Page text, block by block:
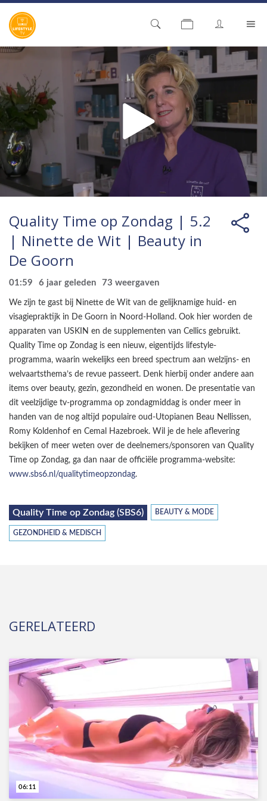
Quality Time op Zondag | 5.2
| Ninette de Wit | Beauty in
De Goorn
01:59 6 jaar geleden 73 weergaven
We zijn te gast bij Ninette de Wit van de gelijknamige huid- en
visagiepraktijk in De Goorn in Noord-Holland. Ook hier worden de
apparaten van USKIN en de supplementen van Cellics gebruikt.
Quality Time op Zondag is een nieuw, eigentijds lifestyle-
programma, waarin wekelijks een breed spectrum aan welzijns- en
welvaartsthema’s de revue passeert. Denk hierbij onder andere aan
items over beauty, gezin, gezondheid en wonen. De presentatie van
dit veelzijdige tv-programma op zondagmiddag is onder meer in
handen van de nog altijd populaire oud-Utopianen Beau Nellissen,
Romy Koldenhof en Cemal Hazebroek. Wil je de hele aflevering
bekijken of meer weten over de deelnemers/sponsoren van Quality
Time op Zondag, ga dan naar de officiële programma-website:
www.sbs6.nl/qualitytimeopzondag.
Quality Time op Zondag (SBS6) BEAUTY & MODE
GEZONDHEID & MEDISCH
GERELATEERD
06:11